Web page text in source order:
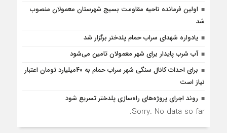
اولین فرمانده ناحیه مقاومت بسیج شهرستان معمولان منصوب
شد
یادواره شهدای سراب حمام پلدختر برگزار شد
آب شرب پایدار برای شهر معمولان تامین می‌شود
برای احداث کانال سنگی شهر سراب حمام به ۴۰میلیارد تومان اعتبار
نیاز است
روند اجرای پروژه‌های راه‌سازی پلدختر تسریع شود
Sorry. No data so far.